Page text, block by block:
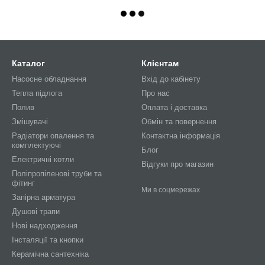
Каталог
Насосне обладнання
Тепла підлога
Полив
Змішувачі
Радіатори опалення та
комплектуючі
Електричні котли
Поліпропіленові труби та
фітинг
Запірна арматура
Душові трапи
Нові надходження
Інсталяції та кнопки
Керамічна сантехніка
Клієнтам
Вхід до кабінету
Про нас
Оплата і доставка
Обмін та повернення
Контактна інформація
Блог
Відгуки про магазин
Ми в соцмережах